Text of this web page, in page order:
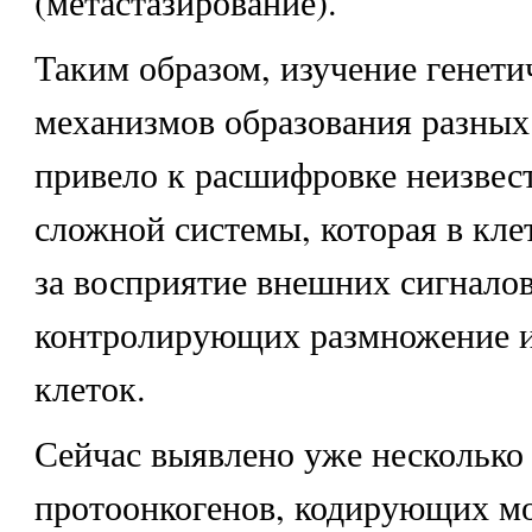
Таким образом, изучение
механизмов образования
привело к расшифровке
сложной системы, которая в
за восприятие внешних
контролирующих размножение
клеток.
Сейчас выявлено уже несколько
протоонкогенов, кодирующих